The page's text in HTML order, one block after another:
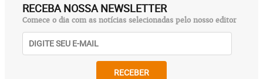
RECEBA NOSSA NEWSLETTER
Comece o dia com as notícias selecionadas pelo nosso editor
RECEBER